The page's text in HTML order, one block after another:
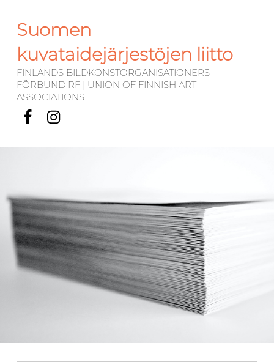
Suomen
kuvataidejärjestöjen liitto
FINLANDS BILDKONSTORGANISATIONERS
FÖRBUND RF | UNION OF FINNISH ART
ASSOCIATIONS
Facebook
Instagram